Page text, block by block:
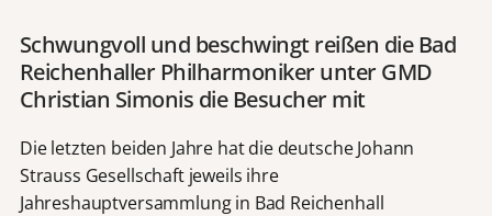
Schwungvoll und beschwingt reißen die Bad
Reichenhaller Philharmoniker unter GMD
Christian Simonis die Besucher mit
Die letzten beiden Jahre hat die deutsche Johann
Strauss Gesellschaft jeweils ihre
Jahreshauptversammlung in Bad Reichenhall